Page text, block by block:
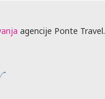
agencije Ponte Travel.